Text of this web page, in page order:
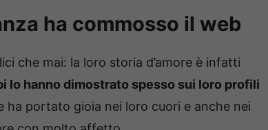
ha commosso il web
che mai: la loro storia d’amore è infatti
lo hanno dimostrato spesso sui loro profili
ha portato gioia nei loro cuori e anche nei